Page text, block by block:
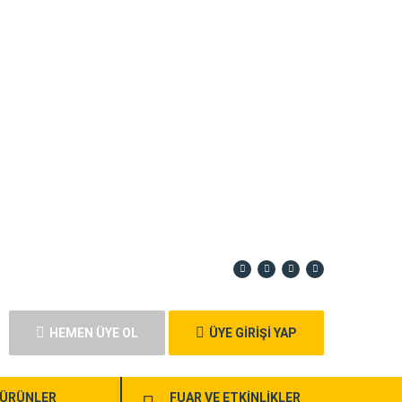
HEMEN ÜYE OL ÜYE GİRİŞİ YAP
ÜRÜNLER FUAR VE ETKİNLİKLER